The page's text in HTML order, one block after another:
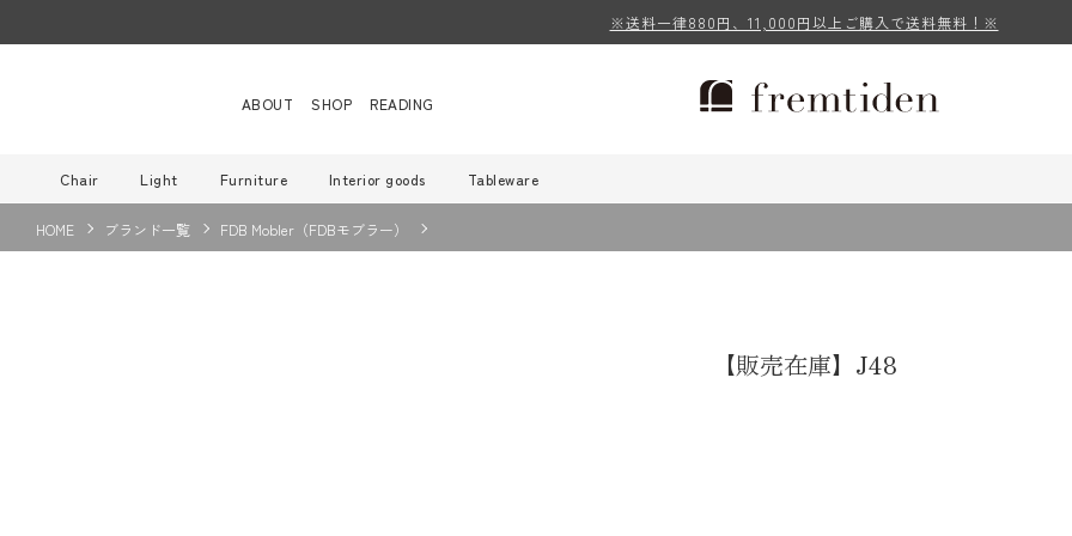
※送料一律880円、11,000円以上ご購入で送料無料！※
ABOUT SHOP READING
Chair Light Furniture Interior goods Tableware
HOME ブランド一覧 FDB Mobler（FDBモブラー）
【販売在庫】J48